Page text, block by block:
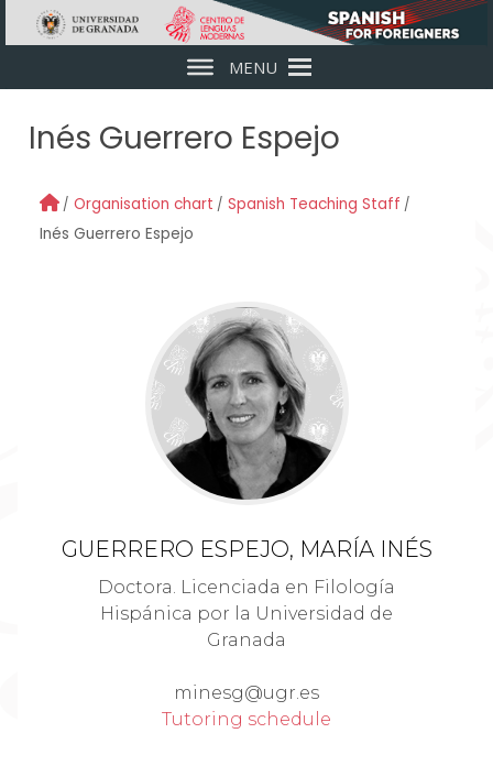
Skip to main content
MENU
Inés Guerrero Espejo
Organisation chart
Spanish Teaching Staff
Inés Guerrero Espejo
GUERRERO ESPEJO, MARÍA INÉS
Doctora. Licenciada en Filología
Hispánica por la Universidad de
Granada
minesg@ugr.es
Tutoring schedule